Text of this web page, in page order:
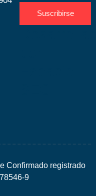
Suscribirse
Confirmado registrado
9